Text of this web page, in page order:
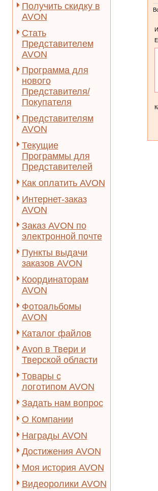
Получить скидку в
AVON
Стать
Представителем
AVON
Программа для
нового
Представителя/
Покупателя
Представителям
AVON
Текущие
Программы для
Представителей
Как оплатить AVON
Интернет-заказ
AVON
Заказ AVON по
электронной почте
Пункты выдачи
заказов AVON
Координаторам
AVON
Фотоальбомы
AVON
Каталог файлов
Avon в Твери и
Тверской области
Товары с
логотипом AVON
Задать нам вопрос
О Компании
Награды AVON
Достижения AVON
Моя история AVON
Видеоролики AVON